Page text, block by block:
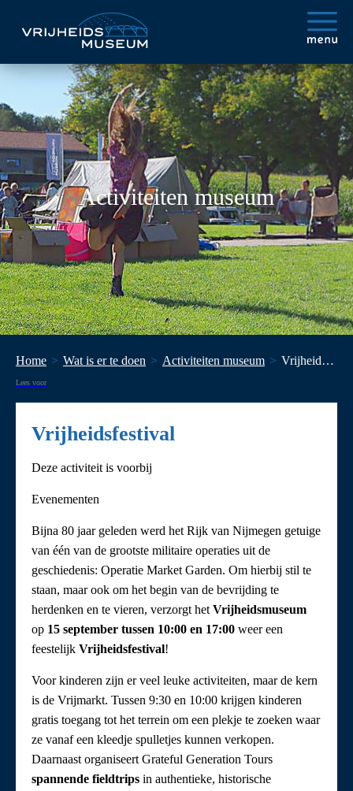
Activiteiten museum
Home Wat is er te doen Activiteiten museum Vrijheidsfestival
Lees voor
Vrijheidsfestival
Deze activiteit is voorbij
Evenementen
Bijna 80 jaar geleden werd het Rijk van Nijmegen getuige
van één van de grootste militaire operaties uit de
geschiedenis: Operatie Market Garden. Om hierbij stil te
staan, maar ook om het begin van de bevrijding te
herdenken en te vieren, verzorgt het Vrijheidsmuseum
op 15 september tussen 10:00 en 17:00 weer een
feestelijk Vrijheidsfestival!
Voor kinderen zijn er veel leuke activiteiten, maar de kern
is de Vrijmarkt. Tussen 9:30 en 10:00 krijgen kinderen
gratis toegang tot het terrein om een plekje te zoeken waar
ze vanaf een kleedje spulletjes kunnen verkopen.
Daarnaast organiseert Grateful Generation Tours
spannende fieldtrips in authentieke, historische